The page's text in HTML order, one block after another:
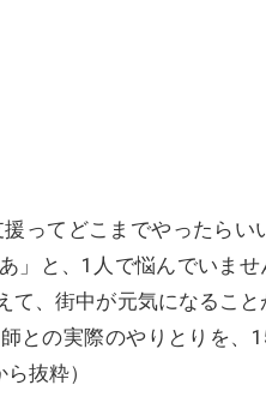
ってどこまでやったらい
」と、1人で悩んでいま
て、街中が元気になるこ
との実際のやりとりを、
抜粋）